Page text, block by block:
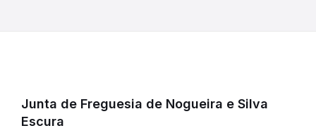
Junta de Freguesia de Nogueira e Silva
Escura